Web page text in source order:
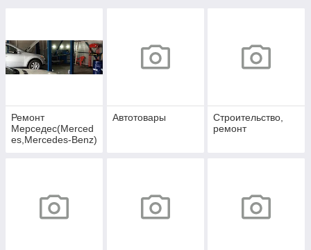
Ремонт
Мерседес(Merced
es,Mercedes-Benz)
Автотовары
Строительство,
ремонт